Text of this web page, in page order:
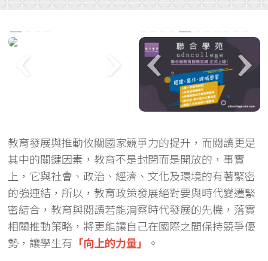
教育發展與推動攸關國家競爭力的提升，而閱讀更是
其中的關鍵因素，教育不是封閉而是開放的，事實
上，它與社會、政治、經濟、文化及環境的有著緊密
的強連結，所以，教育政策發展絕對要與時代變遷緊
密結合，教育與閱讀若能洞察時代發展的先機，落實
相關推動策略，將更能讓自己在國際之間保持競爭優
勢，讓學生有 「向上的力量」
。